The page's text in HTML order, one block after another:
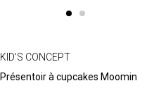
KID'S CONCEPT
Présentoir à cupcakes Moomin